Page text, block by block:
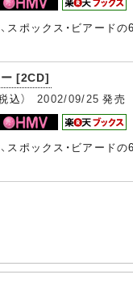
スポックス・ビアー
ー [2CD]
込）2002/09/25 発売
スポックス・ビアー